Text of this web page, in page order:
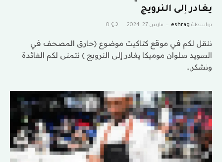
يغادر إلى النرويج
بواسطة eshrag مارس 27, 2024 0
ننقل لكم في موقع كتاكيت موضوع (حارق المصحف في
السويد سلوان موميكا يغادر إلى النرويج ) نتمنى لكم الفائدة
ونشكر…